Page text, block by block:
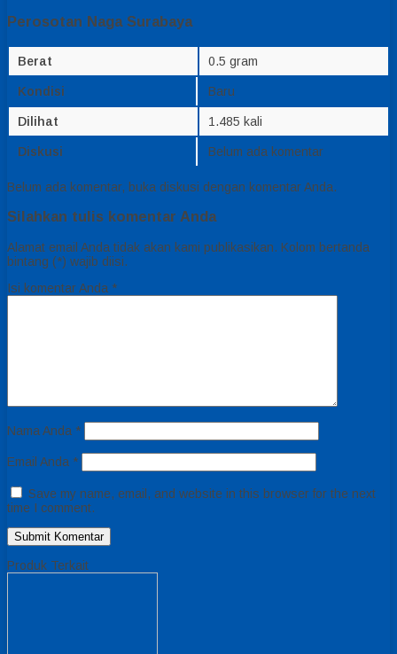
Perosotan Naga Surabaya
Berat 0.5 gram
Kondisi Baru
Dilihat 1.485 kali
Diskusi Belum ada komentar
Belum ada komentar, buka diskusi dengan komentar Anda.
Silahkan tulis komentar Anda
Alamat email Anda tidak akan kami publikasikan. Kolom bertanda
bintang (*) wajib diisi.
Isi komentar Anda *
Nama Anda *
Email Anda *
Save my name, email, and website in this browser for the next
time I comment.
Produk Terkait